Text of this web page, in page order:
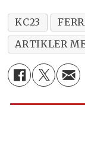
KC23
ARTIKLER